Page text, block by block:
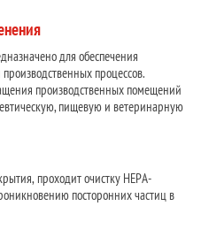
для обеспечения
процессов.
производственных помещений
пищевую и ветеринарную
проходит очистку HEPA-
посторонних частиц в